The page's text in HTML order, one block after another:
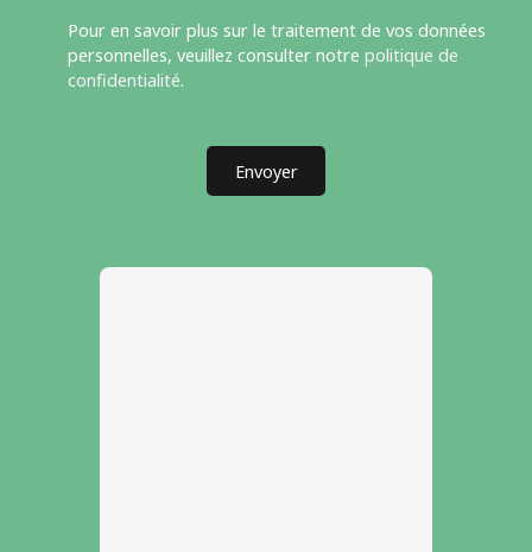
Pour en savoir plus sur le traitement de vos données
personnelles, veuillez consulter notre politique de
confidentialité.
Envoyer